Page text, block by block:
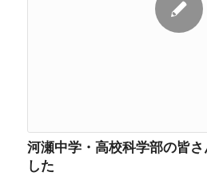
河瀬中学・高校科学部の皆
した